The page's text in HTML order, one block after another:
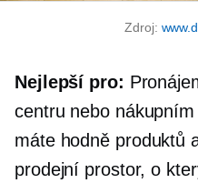
Zdroj:
Nejlepší pro:
centru nebo
máte hodně produktů
prodejní prostor, o